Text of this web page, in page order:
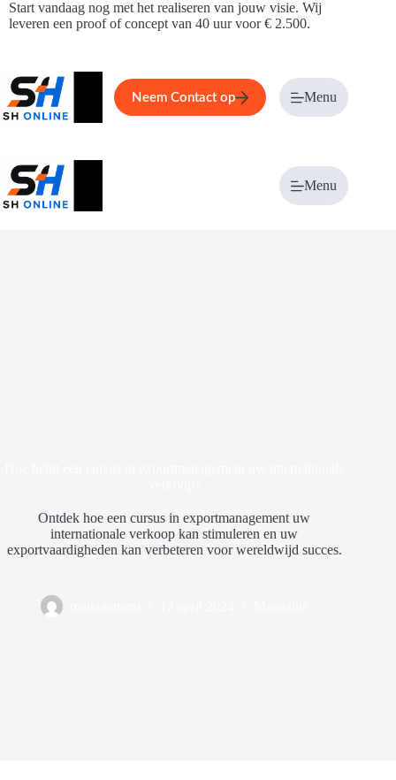
Ga
naar
Start vandaag nog met het realiseren van jouw visie. Wij
leveren een proof of concept van 40 uur voor € 2.500.
Home Service Over ons
Neem Contact op Menu
Menu
Ontdek hoe een cursus in exportmanagement uw
internationale verkoop kan stimuleren en uw
exportvaardigheden kan verbeteren voor wereldwijd succes.